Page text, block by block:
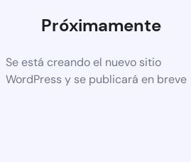
Próximamente
Se está creando el nuevo sitio
WordPress y se publicará en breve